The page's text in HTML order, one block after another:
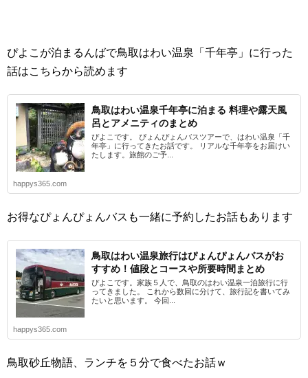
ぴよこが泊まるんばで鳥取はわい温泉「千年亭」に行った
話はこちらから読めます
鳥取はわい温泉千年亭に泊まる 料理や露天風
呂とアメニティのまとめ
ぴよこです。 ぴょんぴょんバスツアーで、はわい温泉「千
年亭」に行ってきたお話です。 リアルな千年亭をお届けい
たします。旅館のご予...
happys365.com
お得なぴょんぴょんバスも一緒に予約したお話もあります
鳥取はわい温泉旅行はぴょんぴょんバスがお
すすめ！値段とコースや所要時間まとめ
ぴよこです。家族５人で、鳥取のはわい温泉一泊旅行に行
ってきました。 これから数回に分けて、旅行記を書いてみ
たいと思います。 今回...
happys365.com
鳥取砂丘物語、ランチを５分で食べたお話ｗ